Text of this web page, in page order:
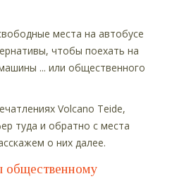
места на автобусе
чтобы поехать на
... или общественного
Volcano Teide,
туда и обратно с места
о них далее.
общественному